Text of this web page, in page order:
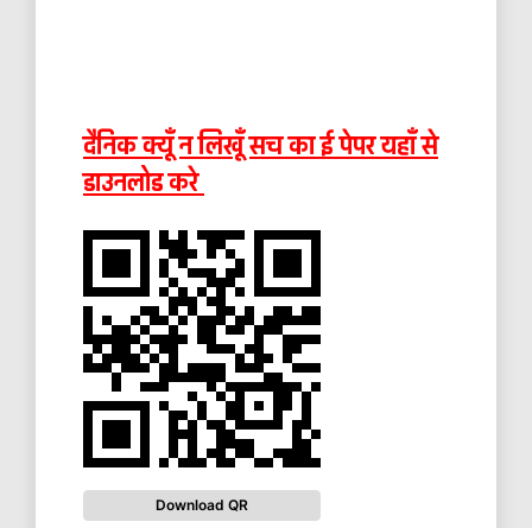
दैनिक क्यूँ न लिखूँ सच का ई पेपर यहाँ से
डाउनलोड करे
Download QR